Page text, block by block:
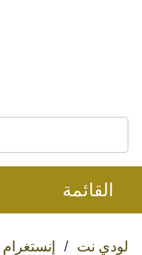
القائمة
لودي نت
إنستغرام